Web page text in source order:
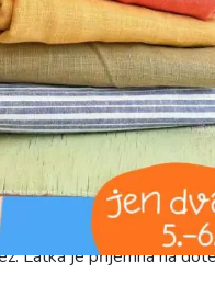
látku CREPE Deluxe
design a sytá
krepový povrch a
podtrhnou ženskost a
pohodlí při nošení a
pevný, a přesto
Látka je příjemná na